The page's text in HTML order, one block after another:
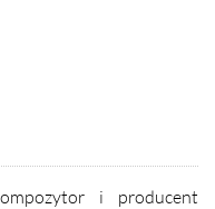
i producent